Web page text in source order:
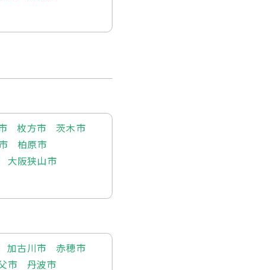
枚方市
茨木市
柏原市
大阪狭山市
加古川市
赤穂市
市 丹波市